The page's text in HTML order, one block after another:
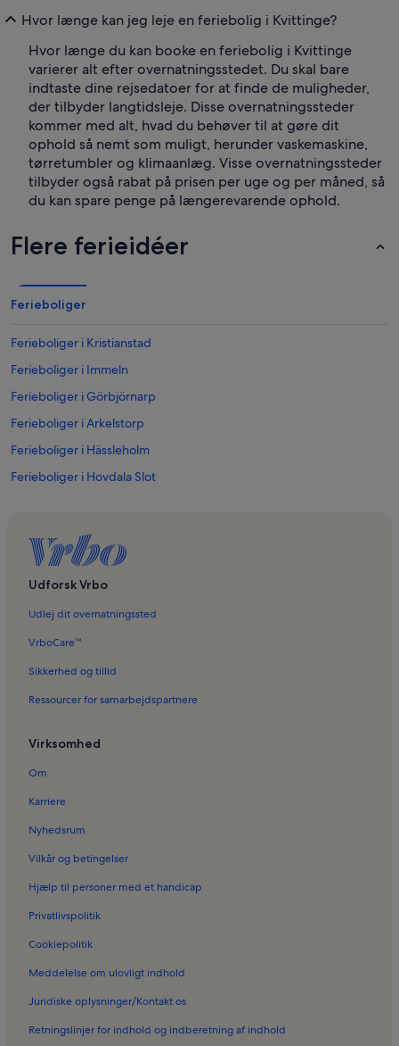
Hvor længe kan jeg leje en feriebolig i Kvittinge?
Hvor længe du kan booke en feriebolig i Kvittinge
varierer alt efter overnatningsstedet. Du skal bare
indtaste dine rejsedatoer for at finde de muligheder,
der tilbyder langtidsleje. Disse overnatningssteder
kommer med alt, hvad du behøver til at gøre dit
ophold så nemt som muligt, herunder vaskemaskine,
tørretumbler og klimaanlæg. Visse overnatningssteder
tilbyder også rabat på prisen per uge og per måned, så
du kan spare penge på længerevarende ophold.
Flere ferieidéer
Ferieboliger
Ferieboliger i Kristianstad
Ferieboliger i Immeln
Ferieboliger i Görbjörnarp
Ferieboliger i Arkelstorp
Ferieboliger i Hässleholm
Ferieboliger i Hovdala Slot
Ferieboliger i Vinnö
Ferieboliger i Österslöv
Ferieboliger i Hanaskog
Ferieboliger i Kristianstad Arena
Ferieboliger i Hässleholms kommun
Ferieboliger i Glimåkra
Ferieboliger i Wanås Konst / Stiftelsen Wanås Utställningar
Ferieboliger i Farstorp
Ferieboliger i Tormestorp
Ferieboliger i Hässleholms Modeljernbaneforening
Ferieboliger i Ballingslöv
Ferieboliger i Sibbhult
Ferieboliger i Ignaberga
Udforsk Vrbo
Udlej dit overnatningssted
VrboCare™
Sikkerhed og tillid
Ressourcer for samarbejdspartnere
Virksomhed
Om
Karriere
Nyhedsrum
Vilkår og betingelser
Hjælp til personer med et handicap
Privatlivspolitik
Cookiepolitik
Meddelelse om ulovligt indhold
Juridiske oplysninger/Kontakt os
Retningslinjer for indhold og indberetning af indhold